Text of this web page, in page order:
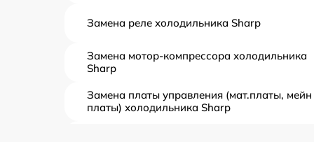
Замена реле холодильника Sharp
Замена мотор-компрессора холодильника
Sharp
Замена платы управления (мат.платы, мейн
платы) холодильника Sharp